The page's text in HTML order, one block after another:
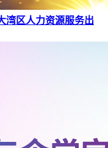
湾区人力资源服务出